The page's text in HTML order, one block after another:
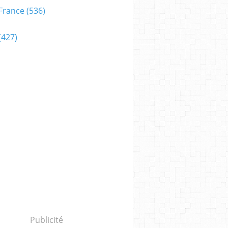
(536)
Publicité